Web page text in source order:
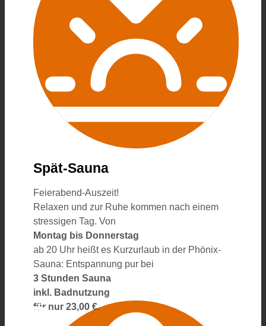
Spät-Sauna
Feierabend-Auszeit!
Relaxen und zur Ruhe kommen nach einem
stressigen Tag. Von
Montag bis Donnerstag
ab 20 Uhr heißt es Kurzurlaub in der Phönix-
Sauna: Entspannung pur bei
3 Stunden Sauna
inkl. Badnutzung
für nur 23,00 €.